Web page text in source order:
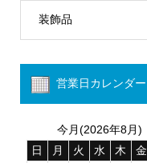
装飾品
営業日カレンダー
今月(2026年8月)
日
月 火 水 木 金